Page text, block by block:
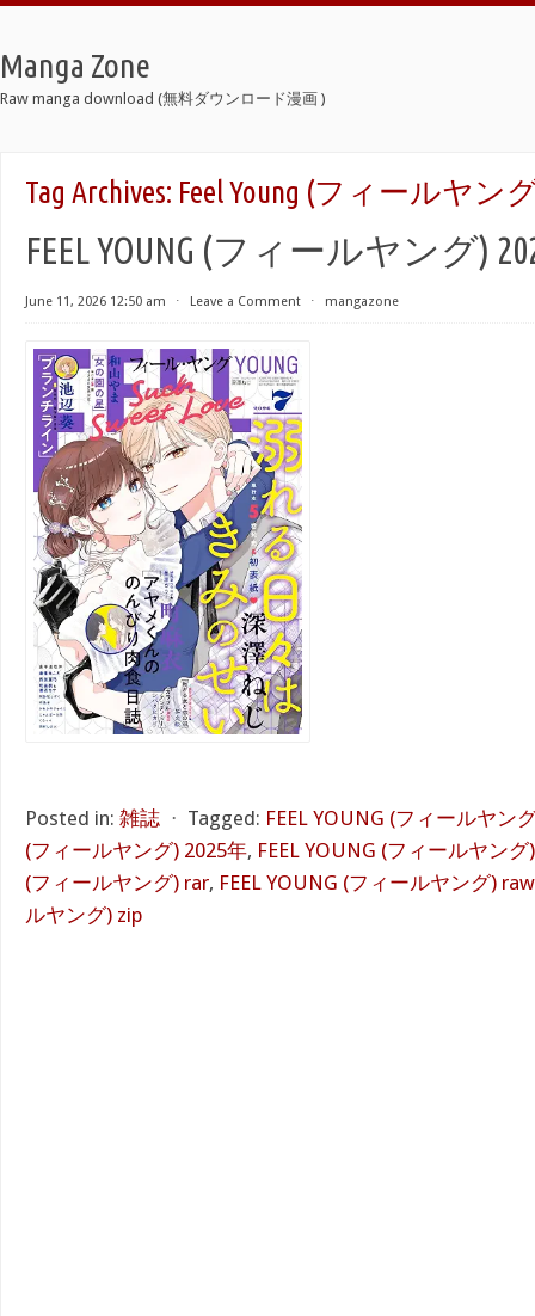
Manga Zone
Raw manga download (無料ダウンロード漫画 )
Tag Archives: Feel Young (フィールヤン
FEEL YOUNG (フィールヤング)
June 11, 2026 12:50 am ⋅ Leave a Comment ⋅ mangazone
Posted in: 雑誌 ⋅ Tagged: FEEL YOUNG (フィールヤン
(フィールヤング) 2025年, FEEL YOUNG (フィールヤング
(フィールヤング) rar, FEEL YOUNG (フィールヤング) raw
ルヤング) zip